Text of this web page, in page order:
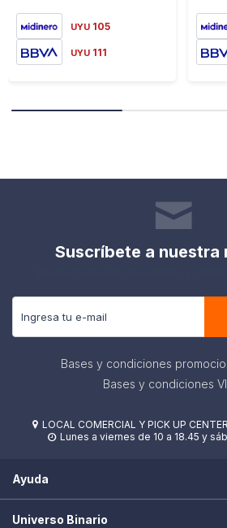
UYU 105
UYU 111
Suscríbete a nuestra
Bases y condiciones
Bases y condiciones
 LOCAL COMERCIAL Y PICK UP
 Lunes a viernes de 10 a 18.45 y
Ayuda
Universo Binario